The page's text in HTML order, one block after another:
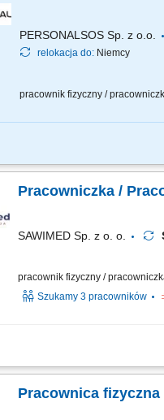
PERSONALSOS Sp. z o.o.
relokacja do: Niemcy
pracownik fizyczny /
Zakres obowiązków:
Pracowniczka /
SAWIMED Sp. z o. o.
pracownik fizyczny /
Szukamy 3 pracowników
Obowiązki: Utrzymywanie
Pracownica